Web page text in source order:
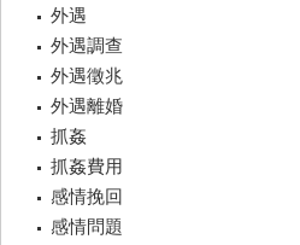
外遇
外遇調查
外遇徵兆
外遇離婚
抓姦
抓姦費用
感情挽回
感情問題